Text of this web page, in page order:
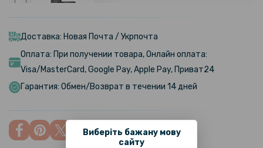
Виберіть бажану мову
сайту
K90 Pro Max, Black
215 грн
269 грн
Pro Max
207 грн
Доставка: Новая Почта / Укрпочта
Оплата: При получении товара, Онлайн оплата:
Visa/MasterCard, Google Pay, Apple Pay, Приват24
Гарантия: Обмен/Возврат в течении 14 дней